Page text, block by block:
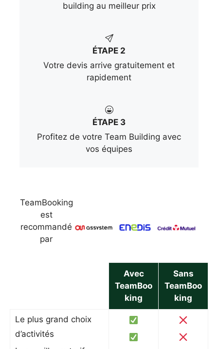
building au meilleur prix
ÉTAPE 2
Votre devis arrive gratuitement et
rapidement
ÉTAPE 3
Profitez de votre Team Building avec
vos équipes
TeamBooking
est
recommandé
par
Avec
TeamBoo
king
Sans
TeamBoo
king
Le plus grand choix
d’activités